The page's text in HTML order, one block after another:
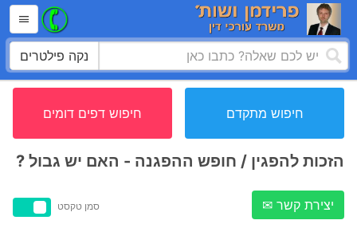
נקה פילטרים
חיפוש מתקדם חיפוש דפים דומים
הזכות להפגין / חופש ההפגנה - האם יש גבול ?
יצירת קשר ✉ סמן טקסט